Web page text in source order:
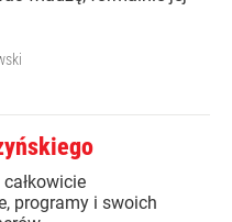
programy i swoich